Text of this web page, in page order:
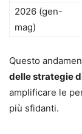
2026 (gen-
mag)
Questo
delle strategie
amplificare le
più sfidanti.